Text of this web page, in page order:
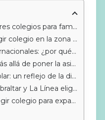
expatriadas cerca de Gibraltar?
en la zona de Gibraltar
¿por qué importan tanto?
poner la asignatura de inglés
de la diversidad real
eligen colegios en Sotogrande?
para expatriados